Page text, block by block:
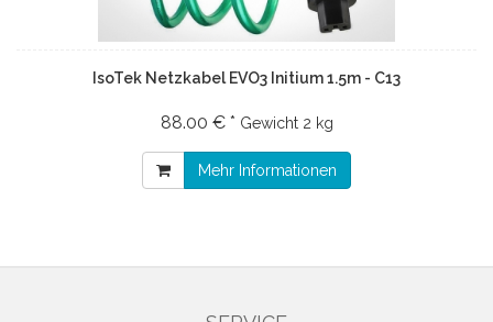
IsoTek Netzkabel EVO3 Initium 1.5m - C13
88.00 € * Gewicht 2 kg
Mehr Informationen